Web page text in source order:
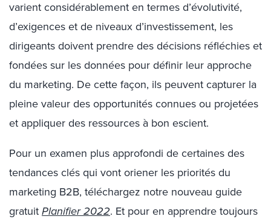
varient considérablement en termes d’évolutivité,
d’exigences et de niveaux d’investissement, les
dirigeants doivent prendre des décisions réfléchies et
fondées sur les données pour définir leur approche
du marketing. De cette façon, ils peuvent capturer la
pleine valeur des opportunités connues ou projetées
et appliquer des ressources à bon escient.
Pour un examen plus approfondi de certaines des
tendances clés qui vont oriener les priorités du
marketing B2B, téléchargez notre nouveau guide
gratuitPlanifier 2022. Et pour en apprendre toujours